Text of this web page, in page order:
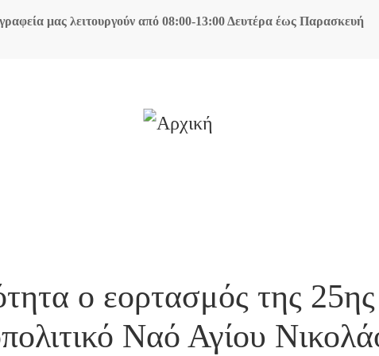
μας λειτουργούν από 08:00-13:00 Δευτέρα έως Παρασκευή
ο εορτασμός της
Ναό Αγίου